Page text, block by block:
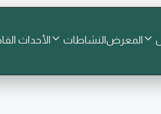
المعرضالنشاطات الأحداث